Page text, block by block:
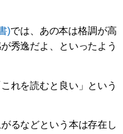
)では、あの本は格調が高
秀逸だよ、といったよう
れを読むと良い」という
るなどという本は存在し